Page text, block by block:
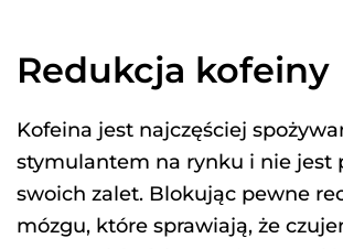
Redukcja kofeiny
Kofeina jest najczęściej
stymulantem na rynku i nie jest
swoich zalet. Blokując pewne
mózgu, które sprawiają, że